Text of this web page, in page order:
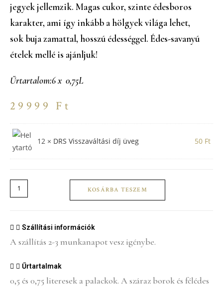
jegyek jellemzik. Magas cukor, szinte édesboros
karakter, ami így inkább a hölgyek világa lehet,
sok buja zamattal, hosszú édességgel. Édes-savanyú
ételek mellé is ajánljuk!
Űrtartalom:6 x 0,75L
29999 Ft
12 × DRS Visszaváltási díj üveg 50 Ft
Cuvée
&
Borcsomag
(limitált)
mennyiség
KOSÁRBA TESZEM
Szállítási információk
A szállítás 2-3 munkanapot vesz igénybe.
Űrtartalmak
0,5 és 0,75 literesek a palackok. A száraz borok és félédes